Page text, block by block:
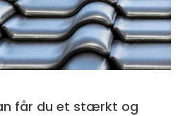
får du et stærkt og